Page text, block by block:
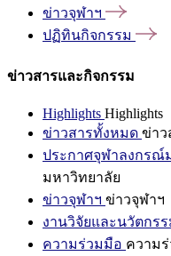
ข่าวจุฬาฯ
ปฏิทินกิจกรรม
ข่าวสารและกิจกรรม
Highlights Highlights
ข่าวสารทั้งหมด ข่าว
ประกาศจุฬาลงกรณ์
มหาวิทยาลัย
ข่าวจุฬาฯ ข่าวจุฬาฯ
งานวิจัยและนวัตกรร
ความร่วมมือ ความ